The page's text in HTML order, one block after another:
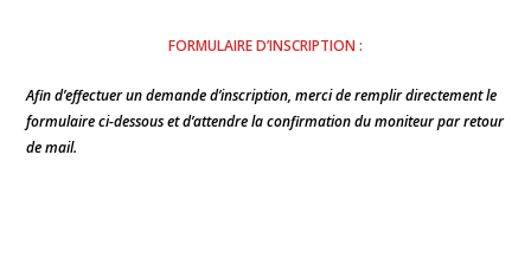
FORMULAIRE D’INSCRIPTION :
Afin d’effectuer un demande d’inscription, merci de remplir directement le
formulaire ci-dessous et d’attendre la confirmation du moniteur par retour
de mail.